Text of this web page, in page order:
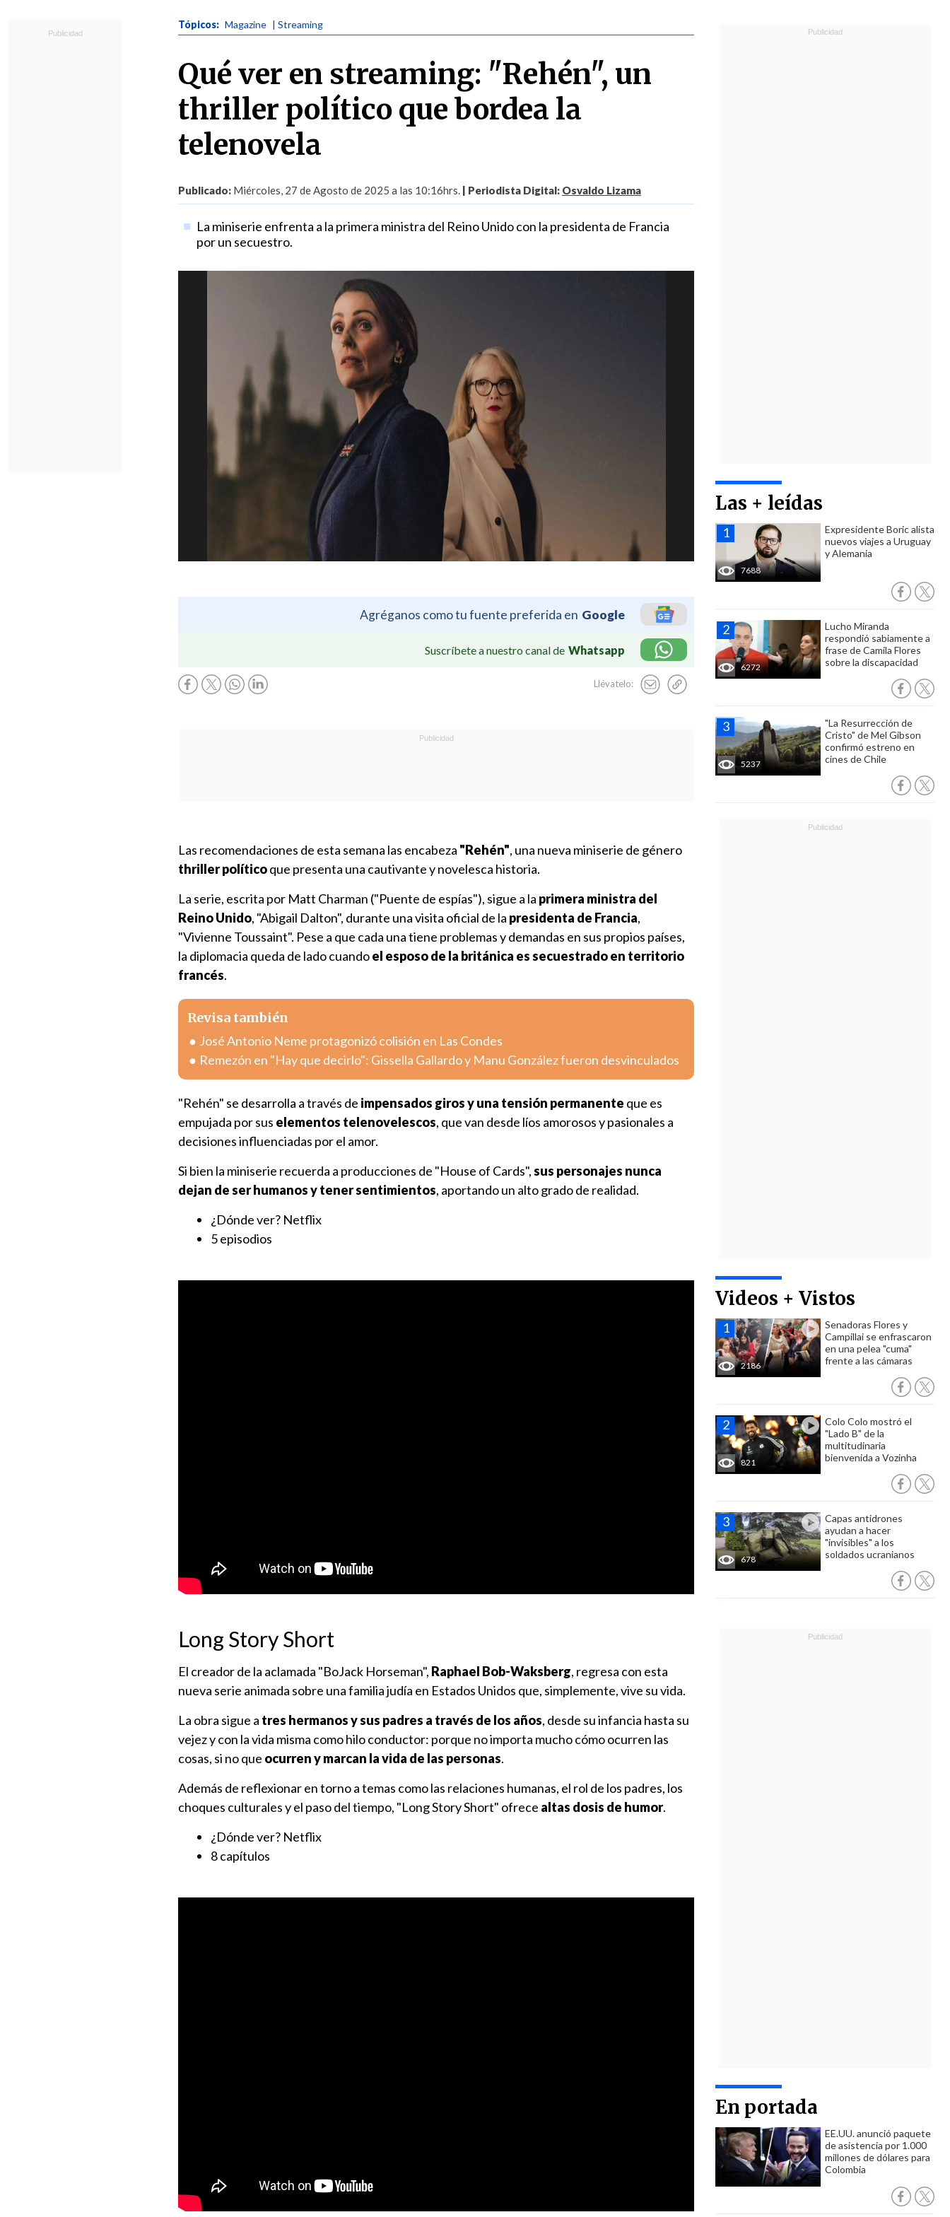
Tópicos: Magazine | Streaming
Qué ver en streaming: "Rehén", un
thriller político que bordea la
telenovela
Publicado: Miércoles, 27 de Agosto de 2025 a las 10:16hrs. | Periodista Digital: Osvaldo Lizama
La miniserie enfrenta a la primera ministra del Reino Unido con la presidenta de Francia
por un secuestro.
Agréganos como tu fuente preferida en Google
Suscríbete a nuestro canal de Whatsapp
Llévatelo:
Las + leídas
7688
Expresidente Boric alista
nuevos viajes a Uruguay
y Alemania
6272
Lucho Miranda
respondió sabiamente a
frase de Camila Flores
sobre la discapacidad
5237
"La Resurrección de
Cristo" de Mel Gibson
confirmó estreno en
cines de Chile
Videos + Vistos
2186
Senadoras Flores y
Campillai se enfrascaron
en una pelea "cuma"
frente a las cámaras
821
Colo Colo mostró el
"Lado B" de la
multitudinaria
bienvenida a Vozinha
678
Capas antidrones
ayudan a hacer
"invisibles" a los
soldados ucranianos
En portada
EE.UU. anunció paquete
de asistencia por 1.000
millones de dólares para
Colombia
Las recomendaciones de esta semana las encabeza "Rehén", una nueva miniserie de género
thriller políticoque presenta una cautivante y novelesca historia.
La serie, escrita por Matt Charman ("Puente de espías"), sigue a la primera ministra del
Reino Unido, "Abigail Dalton", durante una visita oficial de la presidenta de Francia,
"Vivienne Toussaint". Pese a que cada una tiene problemas y demandas en sus propios países,
la diplomacia queda de lado cuandoel esposo de la británica es secuestrado en territorio
francés.
Revisa también
José Antonio Neme protagonizó colisión en Las Condes
Remezón en "Hay que decirlo": Gissella Gallardo y Manu González fueron desvinculados
"Rehén" se desarrolla a través de impensados giros y una tensión permanente que es
empujada por sus elementos telenovelescos, que van desde líos amorosos y pasionales a
decisiones influenciadas por el amor.
Si bien la miniserie recuerda a producciones de "House of Cards",sus personajes nunca
dejan de ser humanos y tener sentimientos, aportando un alto grado de realidad.
¿Dónde ver? Netflix
5 episodios
Long Story Short
El creador de la aclamada "BoJack Horseman", Raphael Bob-Waksberg, regresa con esta
nueva serie animada sobre una familia judía en Estados Unidos que, simplemente, vive su vida.
La obra sigue a tres hermanos y sus padres a través de los años, desde su infancia hasta su
vejez y con la vida misma como hilo conductor: porque no importa mucho cómo ocurren las
cosas, si no que ocurren y marcan la vida de las personas.
Además de reflexionar en torno a temas como las relaciones humanas, el rol de los padres, los
choques culturales y el paso del tiempo, "Long Story Short" ofrece altas dosis de humor.
¿Dónde ver? Netflix
8 capítulos